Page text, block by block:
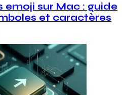
sur Mac : guide
et caractères